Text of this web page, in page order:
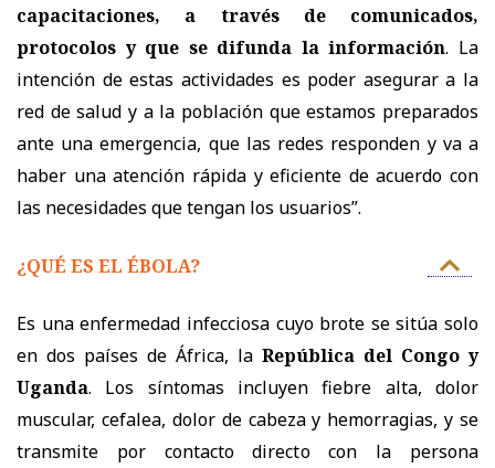
capacitaciones, a través de comunicados,
protocolos y que se difunda la información. La
intención de estas actividades es poder asegurar a la
red de salud y a la población que estamos preparados
ante una emergencia, que las redes responden y va a
haber una atención rápida y eficiente de acuerdo con
las necesidades que tengan los usuarios”.
¿QUÉ ES EL ÉBOLA?
Es una enfermedad infecciosa cuyo brote se sitúa solo
en dos países de África, la República del Congo y
Uganda. Los síntomas incluyen fiebre alta, dolor
muscular, cefalea, dolor de cabeza y hemorragias, y se
transmite por contacto directo con la persona